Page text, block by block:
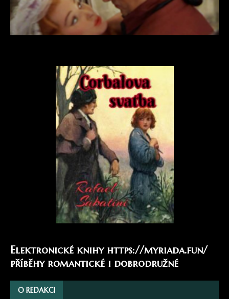
Elektronické knihy https://myriada.fun/
příběhy romantické i dobrodružné
O REDAKCI